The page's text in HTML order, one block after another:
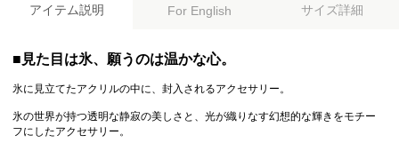
アイテム説明 For English サイズ詳細
■見た目は氷、願うのは温かな心。
氷に見立てたアクリルの中に、封入されるアクセサリー。
氷の世界が持つ透明な静寂の美しさと、光が織りなす幻想的な輝きをモチー
フにしたアクセサリー。